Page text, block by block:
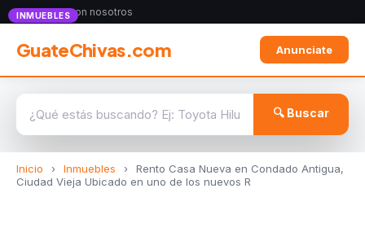
Anunciate con nosotros
GuateChivas.com Anunciate
🔍 Buscar
Inicio › Inmuebles ›
Rento Casa Nueva en Condado Antigua,
Ciudad Vieja Ubicado en uno de los nuevos R
INMUEBLES